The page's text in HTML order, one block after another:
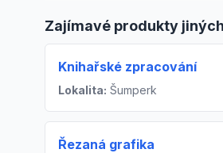
Zajímavé produkty
Knihařské zpracování
Lokalita: Šumperk
Řezaná grafika